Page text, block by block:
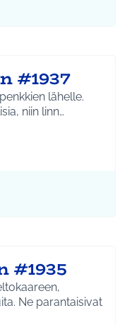
#1937
lähelle.
niin linn…
Ympäristö
#1935
Ne parantaisivat